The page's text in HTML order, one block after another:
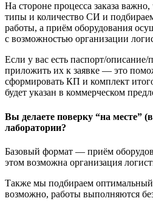
На стороне процесса заказа
типы и количество СИ и
работы, а приём оборудования
с возможностью организации
Если у вас есть паспорт/
приложить их к заявке — это
сформировать КП и комплект
будет указан в коммерческом
Вы делаете поверку “на месте”
лаборатории?
Базовый формат — приём
этом возможна организация
Также мы подбираем оптимальный
возможно, работы выполняются